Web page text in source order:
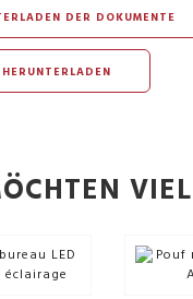
DER DOKUMENTE